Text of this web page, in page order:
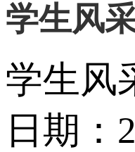
学生风
学生风
日期：